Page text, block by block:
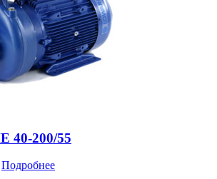
40-200/55
Подробнее